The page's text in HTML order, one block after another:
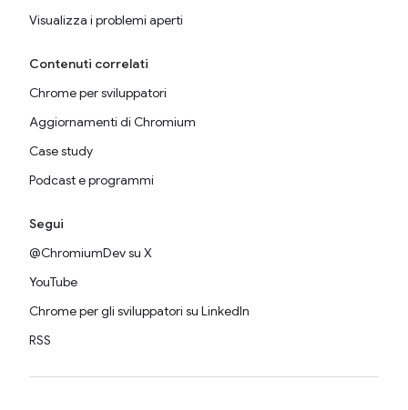
Visualizza i problemi aperti
Contenuti correlati
Chrome per sviluppatori
Aggiornamenti di Chromium
Case study
Podcast e programmi
Segui
@ChromiumDev su X
YouTube
Chrome per gli sviluppatori su LinkedIn
RSS